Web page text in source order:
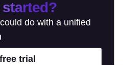
do with a unified
trial